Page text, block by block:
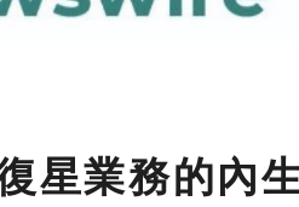
星業務的內